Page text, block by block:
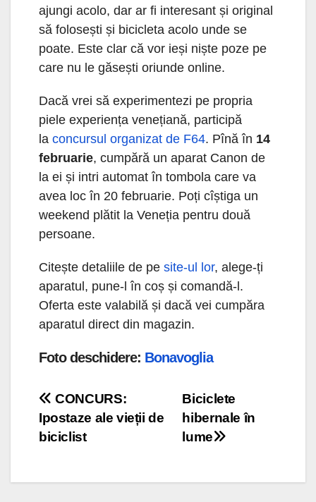
ajungi acolo, dar ar fi interesant și original
să folosești și bicicleta acolo unde se
poate. Este clar că vor ieși niște poze pe
care nu le găsești oriunde online.
Dacă vrei să experimentezi pe propria
piele experiența venețiană, participă
la concursul organizat de F64. Pînă în 14
februarie, cumpără un aparat Canon de
la ei și intri automat în tombola care va
avea loc în 20 februarie. Poți cîștiga un
weekend plătit la Veneția pentru două
persoane.
Citește detaliile de pe site-ul lor, alege-ți
aparatul, pune-l în coș și comandă-l.
Oferta este valabilă și dacă vei cumpăra
aparatul direct din magazin.
Foto deschidere: Bonavoglia
Navigare
în
Biciclete
hibernale în
lume
CONCURS:
Ipostaze ale vieții de
biciclist